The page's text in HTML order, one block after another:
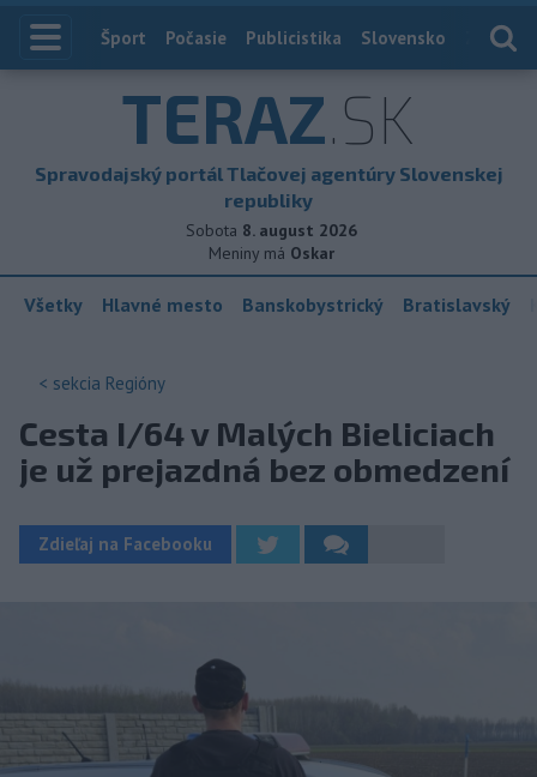
Index
Šport Počasie Publicistika Slovensko
TERAZ.SK
Spravodajský portál Tlačovej agentúry Slovenskej
republiky
Sobota 8. august 2026
Meniny má Oskar
Všetky Hlavné mesto Banskobystrický Bratislavský
< sekcia Regióny
Cesta I/64 v Malých Bieliciach
je už prejazdná bez obmedzení
Zdieľaj na Facebooku